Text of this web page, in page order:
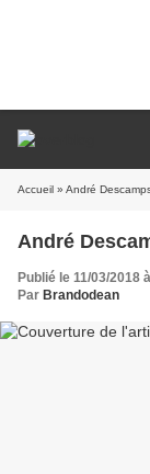
Accueil » André
André
Publié le 11/03/2018
Par Brandodean